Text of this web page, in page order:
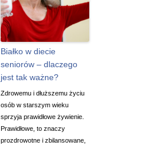
Białko w diecie
seniorów – dlaczego
jest tak ważne?
Zdrowemu i dłuższemu życiu
osób w starszym wieku
sprzyja prawidłowe żywienie.
Prawidłowe, to znaczy
prozdrowotne i zbilansowane,